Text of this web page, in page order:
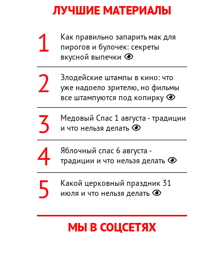
ЛУЧШИЕ МАТЕРИАЛЫ
Как правильно запарить мак для
пирогов и булочек: секреты
вкусной выпечки
Злодейские штампы в кино: что
уже надоело зрителю, но фильмы
все штампуются под копирку
Медовый Спас 1 августа - традиции
и что нельзя делать
Яблочный спас 6 августа -
традиции и что нельзя делать
Какой церковный праздник 31
июля и что нельзя делать
МЫ В СОЦСЕТЯХ